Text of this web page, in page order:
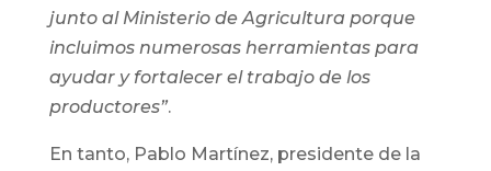
junto al Ministerio de Agricultura porque
incluimos numerosas herramientas para
ayudar y fortalecer el trabajo de los
productores”.
En tanto, Pablo Martínez, presidente de la